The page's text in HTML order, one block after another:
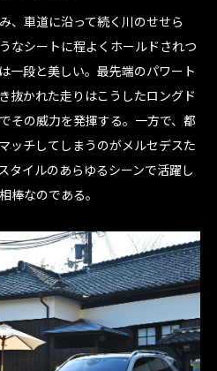
、車道に沿って続く川のせせら
なシートに程よくホールドされつ
一段と美しい。最先端のパワート
抜かれた走りはこうしたロングド
その威力を発揮する。一方で、都
ッチしてしまうのがメルセデスた
タイルのあらゆるシーンで活躍し
棒なのである。